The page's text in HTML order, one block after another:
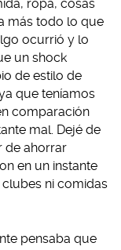
ropa, cosas
más todo lo que
ocurrió y lo
un shock
de estilo de
que teníamos
comparación
mal. Dejé de
de ahorrar
en un instante
ni comidas
pensaba que